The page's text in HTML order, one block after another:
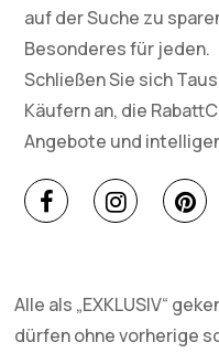
auf der Suche zu
Besonderes für jeden.
Schließen Sie sich
Käufern an, die
Angebote und
Alle als „EXKLUSIV“
dürfen ohne vorherige